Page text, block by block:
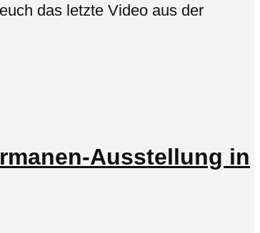
das letzte Video aus der
Ausstellung in